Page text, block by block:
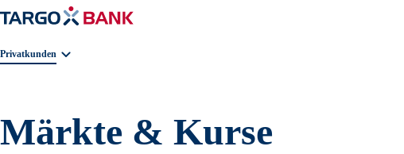
Geschäftsbereichnavigation. Aktuelle Auswahl:
Privatkunden
Märkte & Kurse